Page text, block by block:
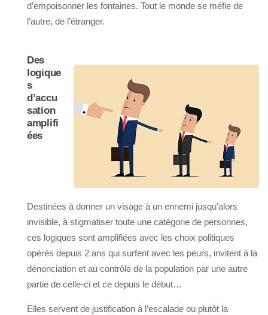
d’empoisonner les fontaines. Tout le monde se méfie de
l’autre, de l’étranger.
Des
logique
s
d’accu
sation
amplifi
ées
Destinées à donner un visage à un ennemi jusqu’alors
invisible, à stigmatiser toute une catégorie de personnes,
ces logiques sont amplifiées avec les choix politiques
opérés depuis 2 ans qui surfent avec les peurs, invitent à la
dénonciation et au contrôle de la population par une autre
partie de celle-ci et ce depuis le début…
Elles servent de justification à l’escalade ou plutôt la